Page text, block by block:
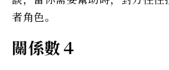
者角色。
關係數４